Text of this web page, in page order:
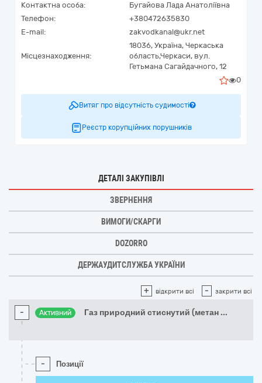
Контактна особа:
Бугайова Лада Анатоліївна
Телефон:
+380472635830
E-mail:
zakvodkanal@ukr.net
Місцезнаходження:
18036, Україна, Черкаська
область,Черкаси, вул.
Гетьмана Сагайдачного, 12
0
Витяг про відсутність судимості
Реєстр корупційних порушників
ДЕТАЛІ ЗАКУПІВЛІ
ЗВЕРНЕННЯ
ВИМОГИ/СКАРГИ
DOZORRO
ДЕРЖАУДИТСЛУЖБА УКРАЇНИ
+ відкрити всі - закрити всі
- Активний Газ природний стиснутий (метан ...
- Позиції